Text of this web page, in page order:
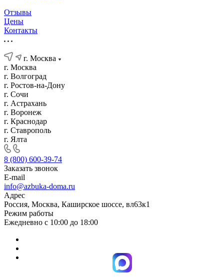
Отзывы
Цены
Контакты
г. Москва
г. Москва
г. Волгоград
г. Ростов-на-Дону
г. Сочи
г. Астрахань
г. Воронеж
г. Краснодар
г. Ставрополь
г. Ялта
8 (800) 600-39-74
Заказать звонок
E-mail
info@azbuka-doma.ru
Адрес
Россия, Москва, Каширское шоссе, вл63к1
Режим работы
Ежедневно с 10:00 до 18:00